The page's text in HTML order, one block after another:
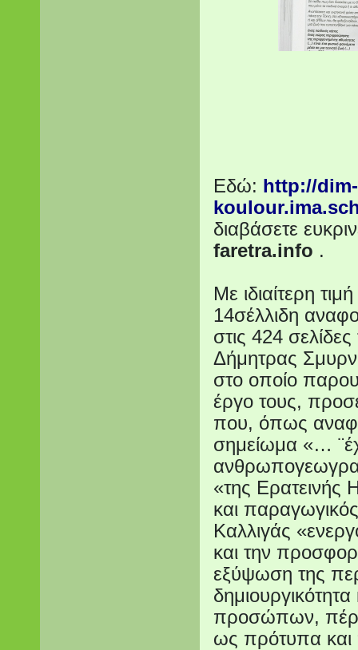
Εδώ: http://dim-
διαβάσετε
faretra.info .
Με ιδιαίτερη
14σέλλιδη
στις 424
Δήμητρας
στο οποίο
έργο τους,
που, όπως
σημείωμα «…
«της Ερατεινής
και
Καλλιγάς
και την
εξύψωση της
προσώπων, πέρα
ως πρότυπα και